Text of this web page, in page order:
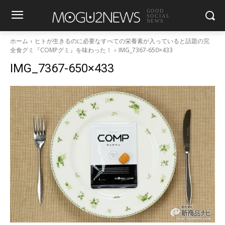
GOOD
SOCIAL
NEWS
ホーム
ヒトが生きるのに必要なすべての栄養素が入っていると話題の完
全食グミ『COMPグミ』を味わった！
IMG_7367-650×433
IMG_7367-650×433